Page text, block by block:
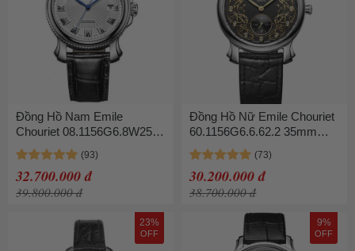
Đồng Hồ Nam Emile
Chouriet 08.1156G6.8W25.2
40mm Dây Da
32.700.000 đ
39.800.000 đ
Đồng Hồ Nữ Emile Chouriet
60.1156G6.6.62.2 35mm
Dây Da
30.200.000 đ
38.700.000 đ
23%
OFF
9%
OFF